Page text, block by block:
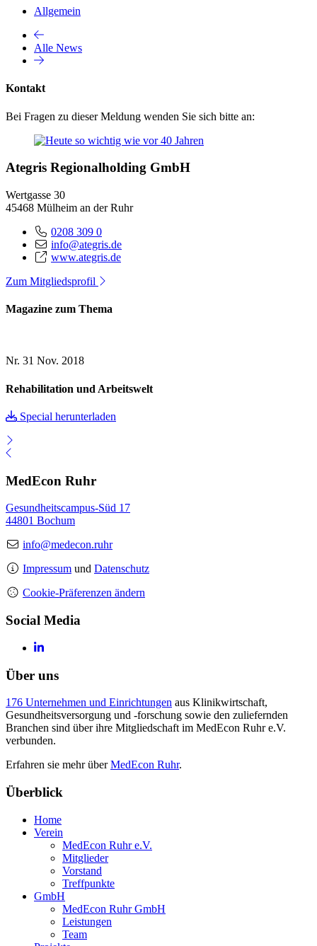
Allgemein
Alle News
Kontakt
Bei Fragen zu dieser Meldung wenden Sie sich bitte an:
Ategris Regionalholding GmbH
Wertgasse 30
45468 Mülheim an der Ruhr
0208 309 0
info@ategris.de
www.ategris.de
Zum Mitgliedsprofil
Magazine zum Thema
Nr. 31 Nov. 2018
Rehabilitation und Arbeitswelt
Special herunterladen
MedEcon Ruhr
Gesundheitscampus-Süd 17
44801 Bochum
info@medecon.ruhr
Impressum und Datenschutz
Cookie-Präferenzen ändern
Social Media
Über uns
176 Unternehmen und Einrichtungen aus Klinikwirtschaft,
Gesundheitsversorgung und -forschung sowie den zuliefernden
Branchen sind über ihre Mitgliedschaft im MedEcon Ruhr e.V.
verbunden.
Erfahren sie mehr überMedEcon Ruhr.
Überblick
Home
Verein
MedEcon Ruhr e.V.
Mitglieder
Vorstand
Treffpunkte
GmbH
MedEcon Ruhr GmbH
Leistungen
Team